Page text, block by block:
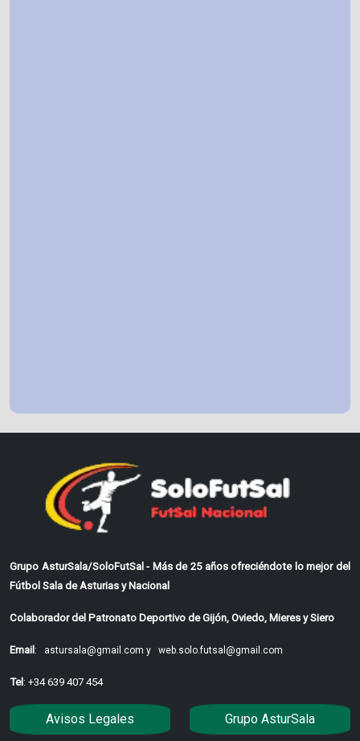
Grupo AsturSala/SoloFutSal - Más de 25 años ofreciéndote lo mejor del
Fútbol Sala de Asturias y Nacional
Colaborador del Patronato Deportivo de Gijón, Oviedo, Mieres y Siero
Email : astursala@gmail.com y web.solo.futsal@gmail.com
Tel : +34 639 407 454
Avisos Legales Grupo AsturSala